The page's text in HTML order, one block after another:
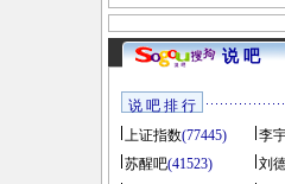
说 吧
说 吧 排 行
上证指数(77445) 李
苏醒吧(41523) 刘